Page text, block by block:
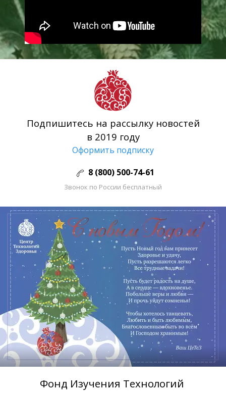
Подпишитесь на рассылку новостей
в 2019 году
Оформить подписку
8 (800) 500-74-61
Звонок по России бесплатный
Фонд Изучения Технологий